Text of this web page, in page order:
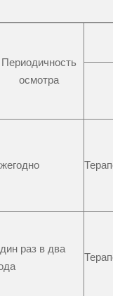
Периодичность
осмотра
раз в два